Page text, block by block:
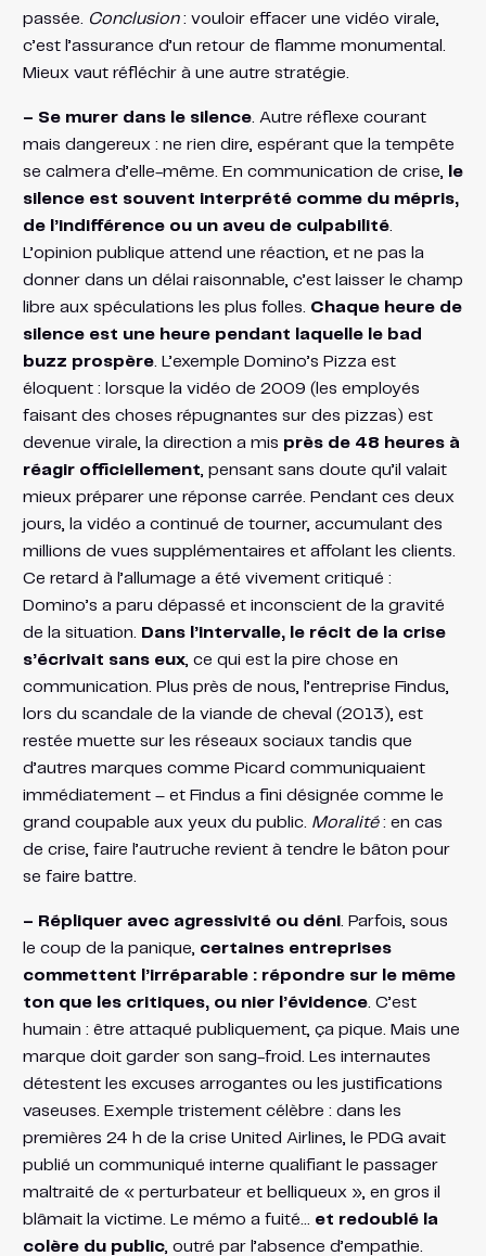
passée​. Conclusion: vouloir effacer une vidéo virale,
c’est l’assurance d’un retour de flamme monumental.
Mieux vaut réfléchir à une autre stratégie.
– Se murer dans le silence. Autre réflexe courant
mais dangereux : ne rien dire, espérant que la tempête
se calmera d’elle-même. En communication de crise,
le
silence est souvent interprété comme du mépris,
de l’indifférence ou un aveu de culpabilité.
L’opinion publique attend une réaction, et ne pas la
donner dans un délai raisonnable, c’est laisser le champ
libre aux spéculations les plus folles. Chaque heure de
silence est une heure pendant laquelle le bad
buzz prospère. L’exemple Domino’s Pizza est
éloquent : lorsque la vidéo de 2009 (les employés
faisant des choses répugnantes sur des pizzas) est
devenue virale, la direction a mis près de 48 heures à
réagir officiellement , pensant sans doute qu’il valait
mieux préparer une réponse carrée. Pendant ces deux
jours, la vidéo a continué de tourner, accumulant des
millions de vues supplémentaires et affolant les clients​.
Ce retard à l’allumage a été vivement critiqué :
Domino’s a paru dépassé et inconscient de la gravité
de la situation.
Dans l’intervalle, le récit de la crise
s’écrivait sans eux, ce qui est la pire chose en
communication. Plus près de nous, l’entreprise Findus,
lors du scandale de la viande de cheval (2013), est
restée muette sur les réseaux sociaux tandis que
d’autres marques comme Picard communiquaient
immédiatement – et Findus a fini désignée comme le
grand coupable aux yeux du public​. Moralité: en cas
de crise, faire l’autruche revient à tendre le bâton pour
se faire battre.
– Répliquer avec agressivité ou déni . Parfois, sous
le coup de la panique, certaines entreprises
commettent l’irréparable : répondre sur le même
ton que les critiques, ou nier l’évidence. C’est
humain : être attaqué publiquement, ça pique. Mais une
marque doit garder son sang-froid. Les internautes
détestent les excuses arrogantes ou les justifications
vaseuses. Exemple tristement célèbre : dans les
premières 24 h de la crise United Airlines, le PDG avait
publié un communiqué interne qualifiant le passager
maltraité de « perturbateur et belliqueux », en gros il
blâmait la victime. Le mémo a fuité… et redoublé la
colère du public, outré par l’absence d’empathie.